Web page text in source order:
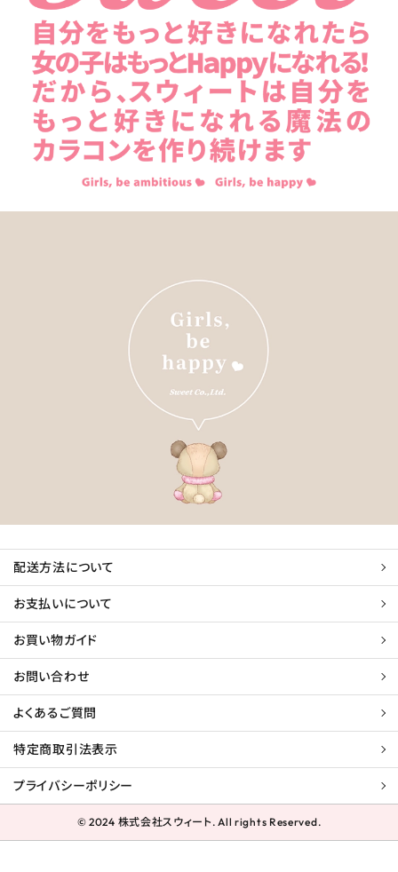
配送方法について
お支払いについて
お買い物ガイド
お問い合わせ
よくあるご質問
特定商取引法表示
プライバシーポリシー
© 2024 株式会社スウィート. All rights Reserved.